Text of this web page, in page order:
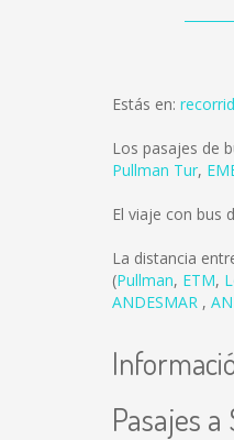
Estás en:
Los pasajes de
Pullman Tur,
El viaje con bus
La distancia
(Pullman, ETM,
ANDESMAR ,
Pasajes